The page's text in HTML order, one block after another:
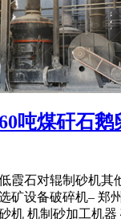
吨煤矸石
霞石对辊制砂机其
矿设备破碎机– 郑
机 机制砂加工机